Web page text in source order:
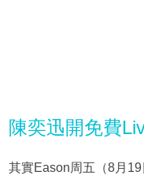
陳奕迅開免費
其實Eason周五（8月